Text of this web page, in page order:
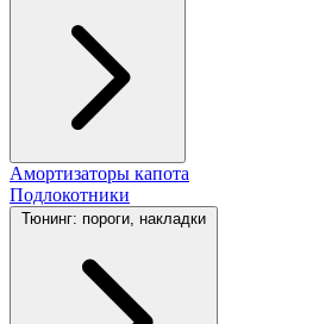
Амортизаторы капота
Подлокотники
Тюнинг: пороги, накладки